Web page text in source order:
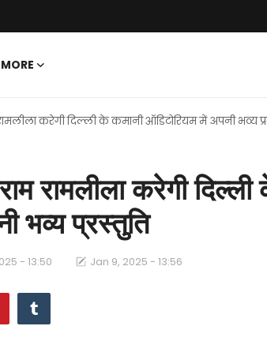
MORE
करेगी दिल्ली के कमानी ऑडिटोरियम में अपनी भव्य
रामलीला करेगी दिल्ली
भव्य प्रस्तुति
- 13:50 Jan 9, 2025 - 13:56